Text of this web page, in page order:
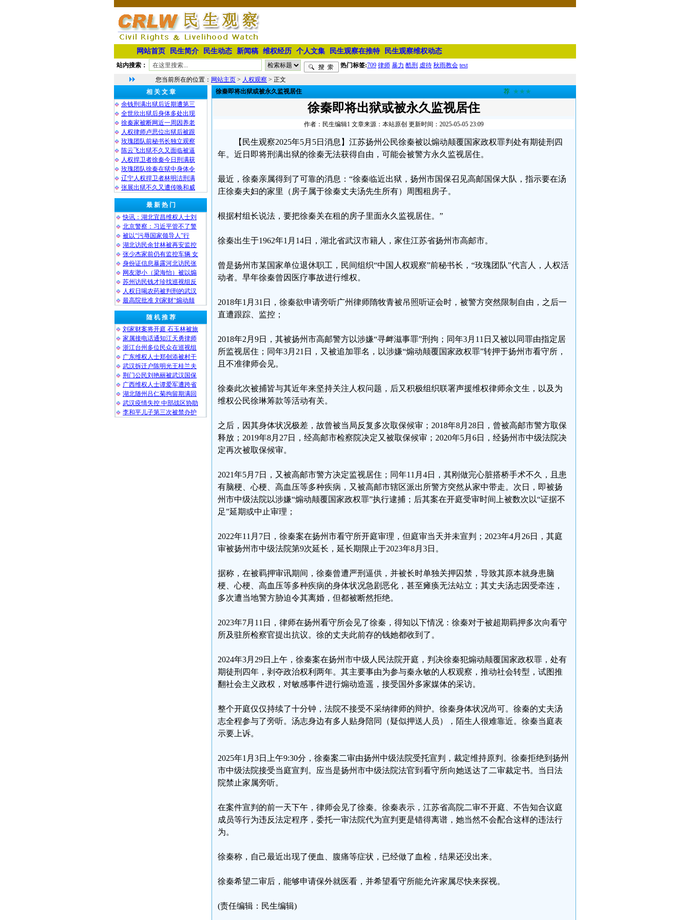
网站首页 民生简介 民生动态 新闻稿 维权经历 个人文集 民生观察在推特 民生观察维权动态
站内搜索： 热门标签:709 律师 暴力 酷刑 虐待 秋雨教会 test
您当前所在的位置： 网站主页 > 人权观察 > 正文
相 关 文 章
余钱刑满出狱后近期遭第三
全世欣出狱后身体多处出现
徐秦家被断网近一周因养老
人权律师卢思位出狱后被跟
玫瑰团队前秘书长独立观察
陈云飞出狱不久又面临被逼
人权捍卫者徐秦今日刑满获
玫瑰团队徐秦在狱中身体令
辽宁人权捍卫者林明洁刑满
张展出狱不久又遭传唤和威
最 新 热 门
快讯：湖北宜昌维权人士刘
北京警察：习近平管不了警
被以“污辱国家领导人”行
湖北访民余甘林被再安监控
张少杰家前仍有监控车辆 女
身份证信息暴露河北访民张
网友渺小（梁海怡）被以煽
苏州访民钱才珍找巡视组反
人权日喝农药被判刑的武汉
最高院批准 刘家财“煽动颠
随 机 推 荐
刘家财案将开庭 石玉林被旅
家属接电话通知江天勇律师
浙江台州多位民众在巡视组
广东维权人士郑创添被村干
武汉拆迁户陈明光王桂兰夫
荆门公民刘艳丽被武汉国保
广西维权人士谭爱军遭跨省
湖北随州吕仁菊拘留期满回
武汉疫情失控 中部战区协助
李和平儿子第三次被禁办护
徐秦即将出狱或被永久监视居住 荐 ★★★
徐秦即将出狱或被永久监视居住
作者：民生编辑1 文章来源：本站原创 更新时间：2025-05-05 23:09
【民生观察2025年5月5日消息】江苏扬州公民徐秦被以煽动颠覆国家政权罪判处有期徒刑四
年。近日即将刑满出狱的徐秦无法获得自由，可能会被警方永久监视居住。
最近，徐秦亲属得到了可靠的消息：“徐秦临近出狱，扬州市国保召见高邮国保大队，指示要在汤
庄徐秦夫妇的家里（房子属于徐秦丈夫汤先生所有）周围租房子。
根据村组长说法，要把徐秦关在租的房子里面永久监视居住。”
徐秦出生于1962年1月14日，湖北省武汉市籍人，家住江苏省扬州市高邮市。
曾是扬州市某国家单位退休职工，民间组织“中国人权观察”前秘书长，“玫瑰团队”代言人，人权活
动者。早年徐秦曾因医疗事故进行维权。
2018年1月31日，徐秦欲申请旁听广州律师隋牧青被吊照听证会时，被警方突然限制自由，之后一
直遭跟踪、监控；
2018年2月9日，其被扬州市高邮警方以涉嫌“寻衅滋事罪”刑拘；同年3月11日又被以同罪由指定居
所监视居住；同年3月21日，又被追加罪名，以涉嫌“煽动颠覆国家政权罪”转押于扬州市看守所，
且不准律师会见。
徐秦此次被捕皆与其近年来坚持关注人权问题，后又积极组织联署声援维权律师余文生，以及为
维权公民徐琳筹款等活动有关。
之后，因其身体状况极差，故曾被当局反复多次取保候审；2018年8月28日，曾被高邮市警方取保
释放；2019年8月27日，经高邮市检察院决定又被取保候审；2020年5月6日，经扬州市中级法院决
定再次被取保候审。
2021年5月7日，又被高邮市警方决定监视居住；同年11月4日，其刚做完心脏搭桥手术不久，且患
有脑梗、心梗、高血压等多种疾病，又被高邮市辖区派出所警方突然从家中带走。次日，即被扬
州市中级法院以涉嫌“煽动颠覆国家政权罪”执行逮捕；后其案在开庭受审时间上被数次以“证据不
足”延期或中止审理；
2022年11月7日，徐秦案在扬州市看守所开庭审理，但庭审当天并未宣判；2023年4月26日，其庭
审被扬州市中级法院第9次延长，延长期限止于2023年8月3日。
据称，在被羁押审讯期间，徐秦曾遭严刑逼供，并被长时单独关押囚禁，导致其原本就身患脑
梗、心梗、高血压等多种疾病的身体状况急剧恶化，甚至瘫痪无法站立；其丈夫汤志因受牵连，
多次遭当地警方胁迫令其离婚，但都被断然拒绝。
2023年7月11日，律师在扬州看守所会见了徐秦，得知以下情况：徐秦对于被超期羁押多次向看守
所及驻所检察官提出抗议。徐的丈夫此前存的钱她都收到了。
2024年3月29日上午，徐秦案在扬州市中级人民法院开庭，判决徐秦犯煽动颠覆国家政权罪，处有
期徒刑四年，剥夺政治权利两年。其主要事由为参与秦永敏的人权观察，推动社会转型，试图推
翻社会主义政权，对敏感事件进行煽动造遥，接受国外多家媒体的采访。
整个开庭仅仅持续了十分钟，法院不接受不采纳律师的辩护。徐秦身体状况尚可。徐秦的丈夫汤
志全程参与了旁听。汤志身边有多人贴身陪同（疑似押送人员），陌生人很难靠近。徐秦当庭表
示要上诉。
2025年1月3日上午9:30分，徐秦案二审由扬州中级法院受托宣判，裁定维持原判。徐秦拒绝到扬州
市中级法院接受当庭宣判。应当是扬州市中级法院法官到看守所向她送达了二审裁定书。当日法
院禁止家属旁听。
在案件宣判的前一天下午，律师会见了徐秦。徐秦表示，江苏省高院二审不开庭、不告知合议庭
成员等行为违反法定程序，委托一审法院代为宣判更是错得离谱，她当然不会配合这样的违法行
为。
徐秦称，自己最近出现了便血、腹痛等症状，已经做了血检，结果还没出来。
徐秦希望二审后，能够申请保外就医看，并希望看守所能允许家属尽快来探视。
(责任编辑：民生编辑)